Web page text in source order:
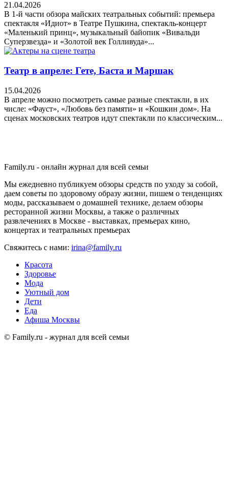
21.04.2026
В 1-й части обзора майских театральных событий: премьера
спектакля «Идиот» в Театре Пушкина, спектакль-концерт
«Маленький принц», музыкальный байопик «Вивальди
Суперзвезда» и «Золотой век Голливуда»...
Театр в апреле: Гете, Баста и Маршак
15.04.2026
В апреле можно посмотреть самые разные спектакли, в их
числе: «Фауст», «Любовь без памяти» и «Кошкин дом». На
сценах московских театров идут спектакли по классическим...
Family.ru - онлайн журнал для всей семьи
Мы ежедневно публикуем обзоры средств по уходу за собой,
даем советы по здоровому образу жизни, пишем о тенденциях
моды, рассказываем о домашней технике, делаем обзоры
ресторанной жизни Москвы, а также о различных
развлечениях в Москве - выставках, премьерах кино,
концертах и театральных премьерах
Свяжитесь с нами: irina@family.ru
Красота
Здоровье
Мода
Уютный дом
Дети
Еда
Афиша Москвы
© Family.ru - журнал для всей семьи